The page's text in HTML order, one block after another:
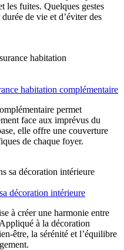
les fuites. Quelques gestes
de vie et d’éviter des
habitation complémentaire
permet
face aux imprévus du
elle offre une couverture
de chaque foyer.
décoration intérieure
à créer une harmonie entre
à la décoration
être, la sérénité et l’équilibre